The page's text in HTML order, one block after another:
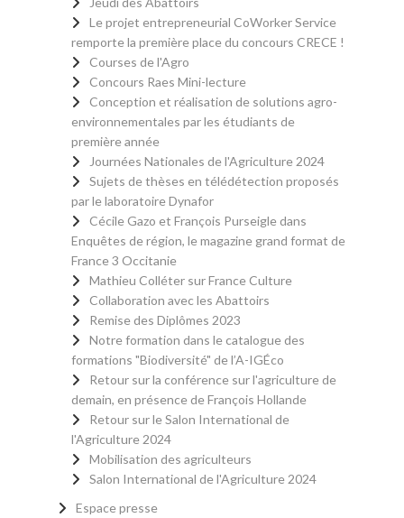
Le projet entrepreneurial CoWorker Service
remporte la première place du concours CRECE !
Courses de l'Agro
Concours Raes Mini-lecture
Conception et réalisation de solutions agro-
environnementales par les étudiants de
première année
Journées Nationales de l'Agriculture 2024
Sujets de thèses en télédétection proposés
par le laboratoire Dynafor
Cécile Gazo et François Purseigle dans
Enquêtes de région, le magazine grand format de
France 3 Occitanie
Mathieu Colléter sur France Culture
Collaboration avec les Abattoirs
Remise des Diplômes 2023
Notre formation dans le catalogue des
formations "Biodiversité" de l’A-IGÉco
Retour sur la conférence sur l'agriculture de
demain, en présence de François Hollande
Retour sur le Salon International de
l'Agriculture 2024
Mobilisation des agriculteurs
Salon International de l'Agriculture 2024
Espace presse